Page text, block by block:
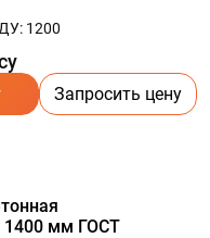
1200
Запросить цену
1400 мм ГОСТ